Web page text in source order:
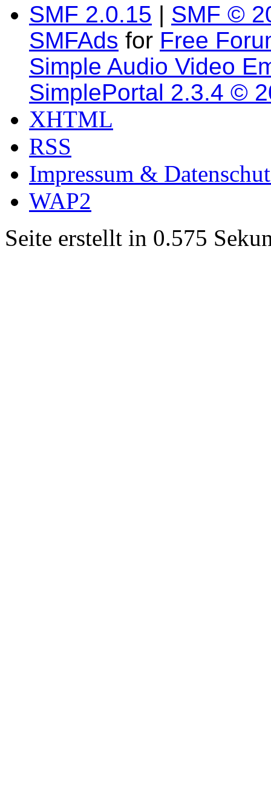
SMF 2.0.15 | SMF ©
SMFAds for Free
Simple Audio Video
SimplePortal 2.3.4 ©
XHTML
RSS
Impressum &
WAP2
Seite erstellt in 0.575